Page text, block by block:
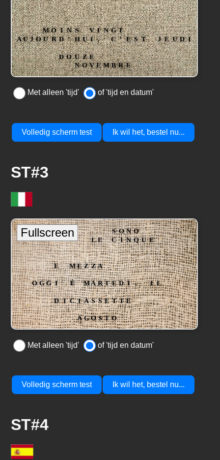
Met alleen 'tijd' of 'tijd en datum'
Volledig scherm test Ik wil het, bestel nu...
ST#3
Met alleen 'tijd' of 'tijd en datum'
Volledig scherm test Ik wil het, bestel nu...
ST#4